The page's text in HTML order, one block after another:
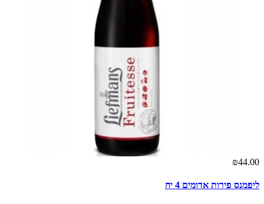
₪44.00
ליפמנס פירות אדומים 4 יח